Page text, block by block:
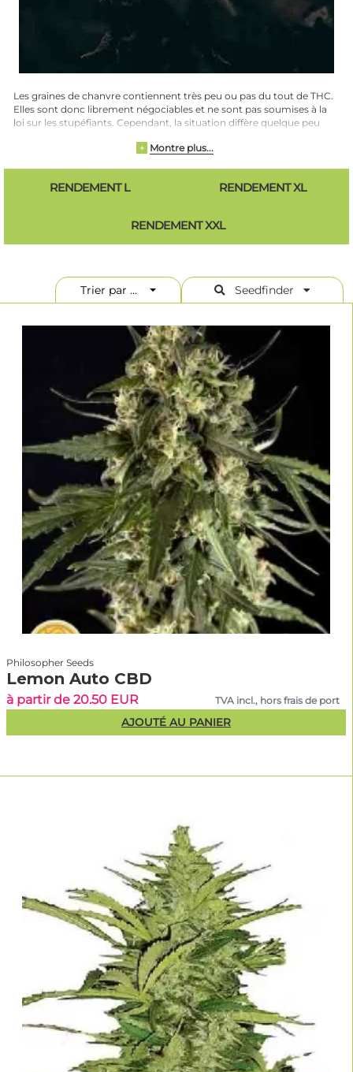
Les graines de chanvre contiennent très peu ou pas du tout de THC.
Elles sont donc librement négociables et ne sont pas soumises à la
loi sur les stupéfiants. Cependant, la situation diffère quelque peu
cannabis. On peut grossièrement distinguer quatre catégories de
inférieure à 10%. Il existe désormais des graines de chanvre qui
contiennent beaucoup plus de CBD, un autre ingrédient actif
important de la plante de chanvre, qui a un potentiel médical très
suivantes : Dinamed CBD, Dinamed CBD Plus, Dinamed CBD Plus
Autofloraison. Dans tous les cas, vous trouverez ici de nombreuses
+ Montre plus...
RENDEMENT L RENDEMENT XL
RENDEMENT XXL
Seedfinder
Trier par ...
Philosopher Seeds
Lemon Auto CBD
à partir de 20.50 EUR TVA incl., hors frais de port
AJOUTÉ AU PANIER